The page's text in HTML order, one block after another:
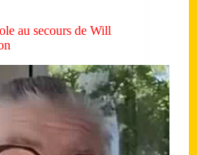
au secours de Will